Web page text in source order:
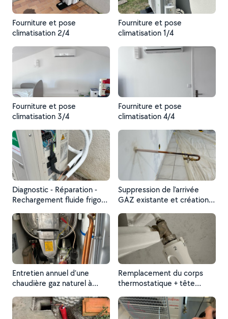
Fourniture et pose
climatisation 2/4
Fourniture et pose
climatisation 1/4
Fourniture et pose
climatisation 3/4
Fourniture et pose
climatisation 4/4
Diagnostic - Réparation -
Rechargement fluide frigo
PAC air/air
Suppression de l’arrivée
GAZ existante et création
attente de la pose cuisine
Entretien annuel d’une
chaudière gaz naturel à
Remplacement du corps
thermostatique + tête